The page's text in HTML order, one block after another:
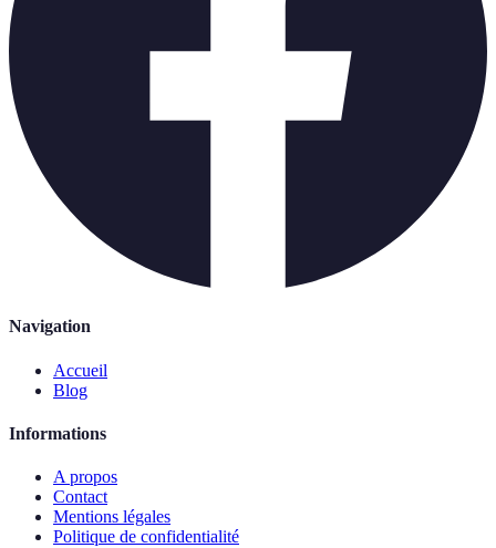
Navigation
Accueil
Blog
Informations
A propos
Contact
Mentions légales
Politique de confidentialité